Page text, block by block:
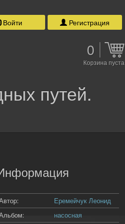
Войти Регистрация
0
Корзина пуста
путей.
Еремейчук Леонид
насосная